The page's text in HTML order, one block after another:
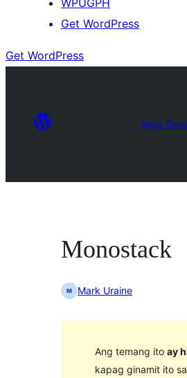
WPUGPH
Get WordPress
Get WordPress
Mga
Monostack
Mark Uraine
Ang temang ito ay
kapag ginamit ito